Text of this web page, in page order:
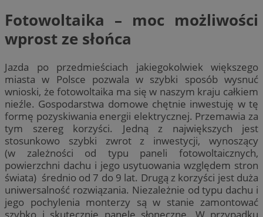
Fotowoltaika – moc możliwości
wprost ze słońca
Jazda po przedmieściach jakiegokolwiek większego
miasta w Polsce pozwala w szybki sposób wysnuć
wnioski, że fotowoltaika ma się w naszym kraju całkiem
nieźle. Gospodarstwa domowe chętnie inwestuję w tę
formę pozyskiwania energii elektrycznej. Przemawia za
tym szereg korzyści. Jedną z największych jest
stosunkowo szybki zwrot z inwestycji, wynoszący
(w zależności od typu paneli fotowoltaicznych,
powierzchni dachu i jego usytuowania względem stron
świata) średnio od 7 do 9 lat. Drugą z korzyści jest duża
uniwersalność rozwiązania. Niezależnie od typu dachu i
jego pochylenia monterzy są w stanie zamontować
szybko i skutecznie panele słoneczne. W przypadku